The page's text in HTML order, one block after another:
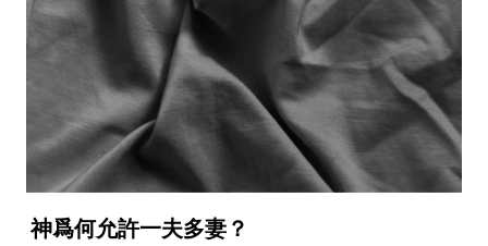
神爲何允許一夫多妻？